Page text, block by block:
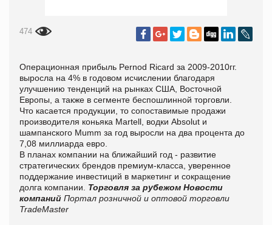
474
Операционная прибыль Pernod Ricard за 2009-2010гг.
выросла на 4% в годовом исчислении благодаря
улучшению тенденций на рынках США, Восточной
Европы, а также в сегменте беспошлинной торговли.
Что касается продукции, то сопоставимые продажи
производителя коньяка Martell, водки Absolut и
шампанского Mumm за год выросли на два процента до
7,08 миллиарда евро.
В планах компании на ближайший год - развитие
стратегических брендов премиум-класса, уверенное
поддержание инвестиций в маркетинг и сокращение
долга компании. Торговля за рубежом Новости
компаний Портал розничной и оптовой торговли
TradeMaster